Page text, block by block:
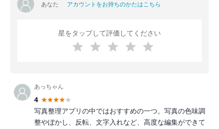
あなた アカウントをお持ちのかたはこちら
星をタップして評価してください
あっちゃん
4
写真整理アプリの中ではおすすめの一つ。写真の色味調
整やぼかし、反転、文字入れなど、高度な編集ができて